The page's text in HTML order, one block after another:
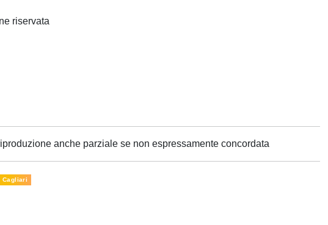
riservata
anche parziale se non espressamente concordata
Cagliari